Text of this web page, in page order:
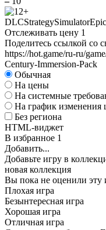
DLCStrategySimulator
Отслеживать цену 1
Поделитесь ссылкой со
https://hot.game/ru-ru/
Century-Immersion-Pack
Обычная
На цены
На системные
На график изменения
Без региона
HTML-виджет
В избранное 1
Добавить...
Добавьте игру в
новая коллекция
Вы пока не оценили эту
Плохая игра
Безынтересная игра
Хорошая игра
Отличная игра